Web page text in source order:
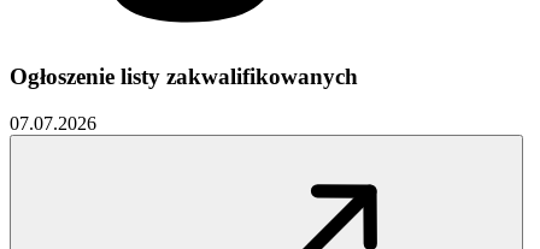
Ogłoszenie listy zakwalifikowanych
07.07.2026